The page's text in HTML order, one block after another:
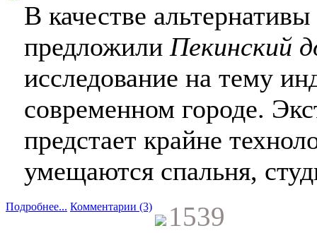
В качестве
предложили Пекинский
исследование на тему
современном городе.
предстает крайне
умещаются спальня,
Подробнее... Комментарии (3) 1539